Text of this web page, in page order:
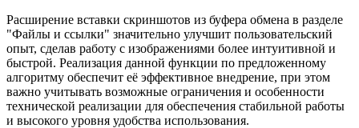
Расширение вставки скриншотов из буфера обмена в разделе
"Файлы и ссылки" значительно улучшит пользовательский
опыт, сделав работу с изображениями более интуитивной и
быстрой. Реализация данной функции по предложенному
алгоритму обеспечит её эффективное внедрение, при этом
важно учитывать возможные ограничения и особенности
технической реализации для обеспечения стабильной работы
и высокого уровня удобства использования.